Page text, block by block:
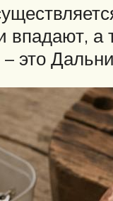
впадают,
это